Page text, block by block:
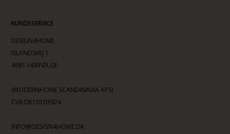
KUNDESERVICE
DESIGN4HOME
ISLANDSVEJ 1
4681 HERFØLGE
(MODERNHOME SCANDINAVIA APS)
CVR:DK10103924
INFO@DESIGN4HOME.DK